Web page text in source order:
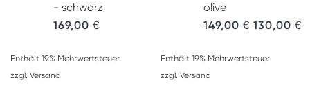
- schwarz
169,00 €
Enthält 19% Mehrwertsteuer
zzgl. Versand
olive
149,00€ 130,00 €
Enthält 19% Mehrwertsteuer
zzgl. Versand